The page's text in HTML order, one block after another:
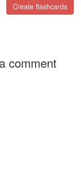
Create flashcards
comment